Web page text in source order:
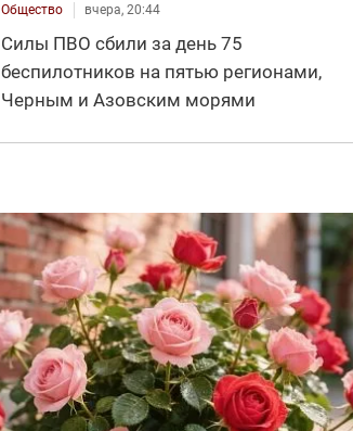
Общество вчера, 20:44
Силы ПВО сбили за день 75
беспилотников на пятью регионами,
Черным и Азовским морями